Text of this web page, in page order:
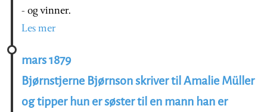
- og vinner.
Les mer
mars 1879
Bjørnstjerne Bjørnson skriver til Amalie Müller
og tipper hun er søster til en mann han er